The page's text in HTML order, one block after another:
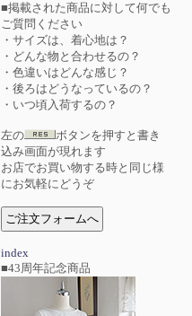
■掲載された商品に対して何でも
ご質問ください
・サイズは、着心地は？
・どんな物と合わせるの？
・色違いはどんな感じ？
・後ろはどうなっているの？
・いつ頃入荷するの？
左の
ボタンを押すと書き
込み画面が現れます
お店でお買い物する時と同じ様
にお気軽にどうぞ
index
■43周年記念商品